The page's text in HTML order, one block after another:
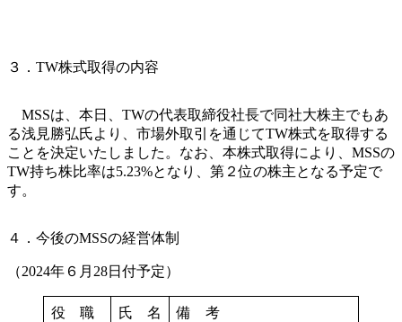
３．TW株式取得の内容
MSSは、本日、TWの代表取締役社長で同社大株主でもあ
る浅見勝弘氏より、市場外取引を通じてTW株式を取得する
ことを決定いたしました。なお、本株式取得により、MSSの
TW持ち株比率は5.23%となり、第２位の株主となる予定で
す。
４．今後のMSSの経営体制
（2024年６月28日付予定）
役 職 氏 名 備 考